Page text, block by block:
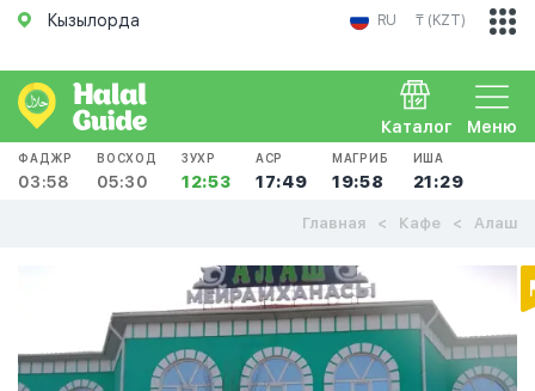
Кызылорда RU ₸ (KZT)
Меню
Каталог
ФАДЖР
03:58
ВОСХОД
05:30
ЗУХР
12:53
АСР
17:49
МАГРИБ
19:58
ИША
21:29
Главная Кафе Алаш